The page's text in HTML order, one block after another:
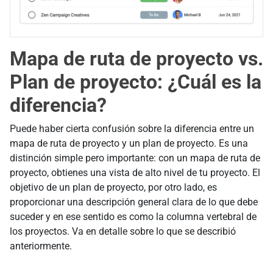
Mapa de ruta de proyecto vs.
Plan de proyecto: ¿Cuál es la
diferencia?
Puede haber cierta confusión sobre la diferencia entre un
mapa de ruta de proyecto y un plan de proyecto. Es una
distinción simple pero importante: con un mapa de ruta de
proyecto, obtienes una vista de alto nivel de tu proyecto. El
objetivo de un plan de proyecto, por otro lado, es
proporcionar una descripción general clara de lo que debe
suceder y en ese sentido es como la columna vertebral de
los proyectos. Va en detalle sobre lo que se describió
anteriormente.